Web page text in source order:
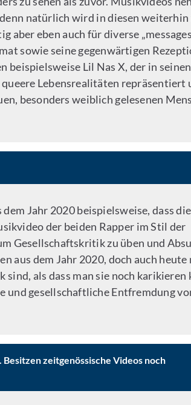
natürlich wird in diesen
eben auch für diverse
sowie seine gegenwärtigen
Lil Nas X, der in seinen
queere Lebensrealitäten repräsentiert
besonders weiblich gelesenen
dem Jahr 2020 beispielsweise, dass
der beiden Rapper im Stil der
Gesellschaftskritik zu üben und
aus dem Jahr 2020, doch auch heute
als dass man sie noch karikieren
und gesellschaftliche Entfremdung
zeitgenössische Videos noch